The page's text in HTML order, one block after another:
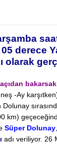
05 derece
olarak
-Ay
km)
Süper Dolunay
adı veriliyor. 26